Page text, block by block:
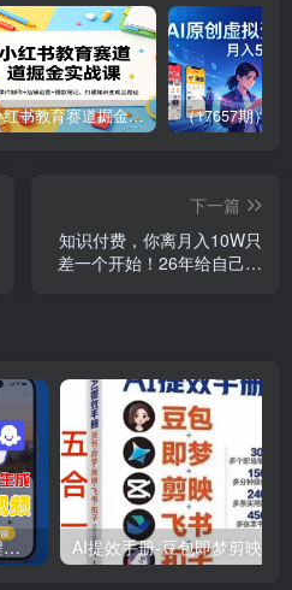
小红书教育赛道掘金实战课：AI课件制作+店铺运营+爆款笔记，打通知识变现全路径
下一篇
知识付费，你离月入10W只
差一个开始！26年给自己一
【Coze工作流搭建实操教程】【coze】早安情感电台日签视频还在手动做？用扣子工作流自动生成，省时90%